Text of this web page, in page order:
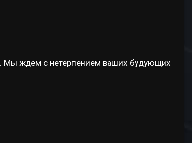
. Мы ждем с нетерпением ваших будующих